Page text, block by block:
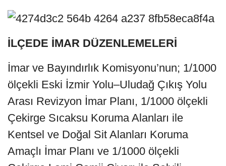
İLÇEDE İMAR DÜZENLEMELERİ
İmar ve Bayındırlık Komisyonu’nun; 1/1000
ölçekli Eski İzmir Yolu–Uludağ Çıkış Yolu
Arası Revizyon İmar Planı, 1/1000 ölçekli
Çekirge Sıcaksu Koruma Alanları ile
Kentsel ve Doğal Sit Alanları Koruma
Amaçlı İmar Planı ve 1/1000 ölçekli